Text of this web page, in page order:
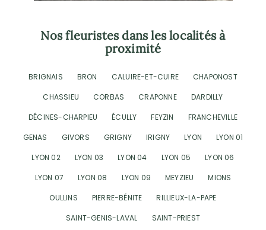
Nos fleuristes dans les localités à
proximité
BRIGNAIS BRON CALUIRE-ET-CUIRE
CHAPONOST
CHASSIEU
CORBAS CRAPONNE
DARDILLY
DÉCINES-CHARPIEU
ÉCULLY FEYZIN
FRANCHEVILLE
GENAS
GIVORS GRIGNY IRIGNY LYON
LYON 01
LYON 02
LYON 03 LYON 04 LYON 05
LYON 06
LYON 07
LYON 08 LYON 09 MEYZIEU
MIONS
OULLINS
PIERRE-BÉNITE
RILLIEUX-LA-PAPE
SAINT-GENIS-LAVAL
SAINT-PRIEST